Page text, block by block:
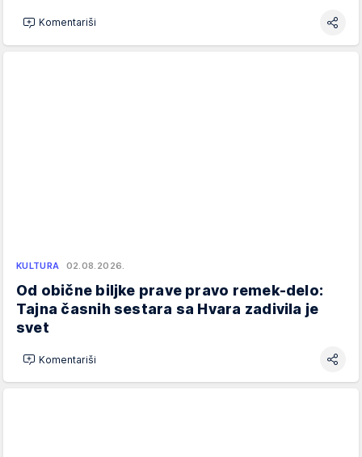
Komentariši
KULTURA 02.08.2026.
Od obične biljke prave pravo remek-delo:
Tajna časnih sestara sa Hvara zadivila je
svet
Komentariši